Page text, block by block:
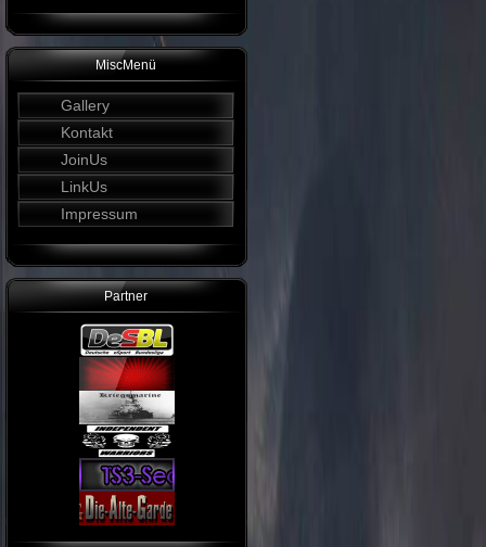
MiscMenü
Gallery
Kontakt
JoinUs
LinkUs
Impressum
Partner